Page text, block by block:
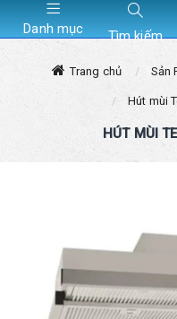
Danh mục Tìm kiếm
Trang chủ Sản
Hút mùi
HÚT MÙI